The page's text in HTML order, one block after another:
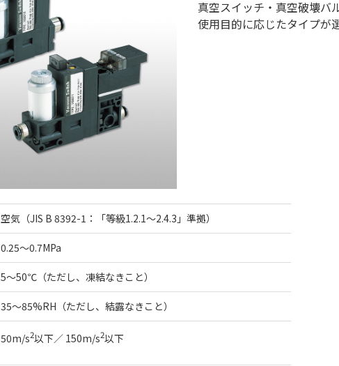
真空スイッチ・真空破壊バ
使用目的に応じたタイプが
空気（JIS B 8392-1：「等級1.2.1～2.4.3」準拠）
0.25～0.7MPa
5～50℃（ただし、凍結なきこと）
35～85%RH（ただし、結露なきこと）
50m/s2以下／ 150m/s2以下